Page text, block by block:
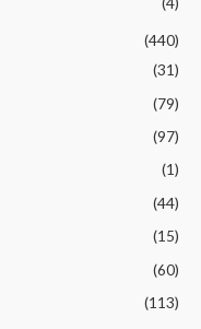
(440)
(31)
(79)
(97)
(1)
(44)
(15)
(60)
(113)